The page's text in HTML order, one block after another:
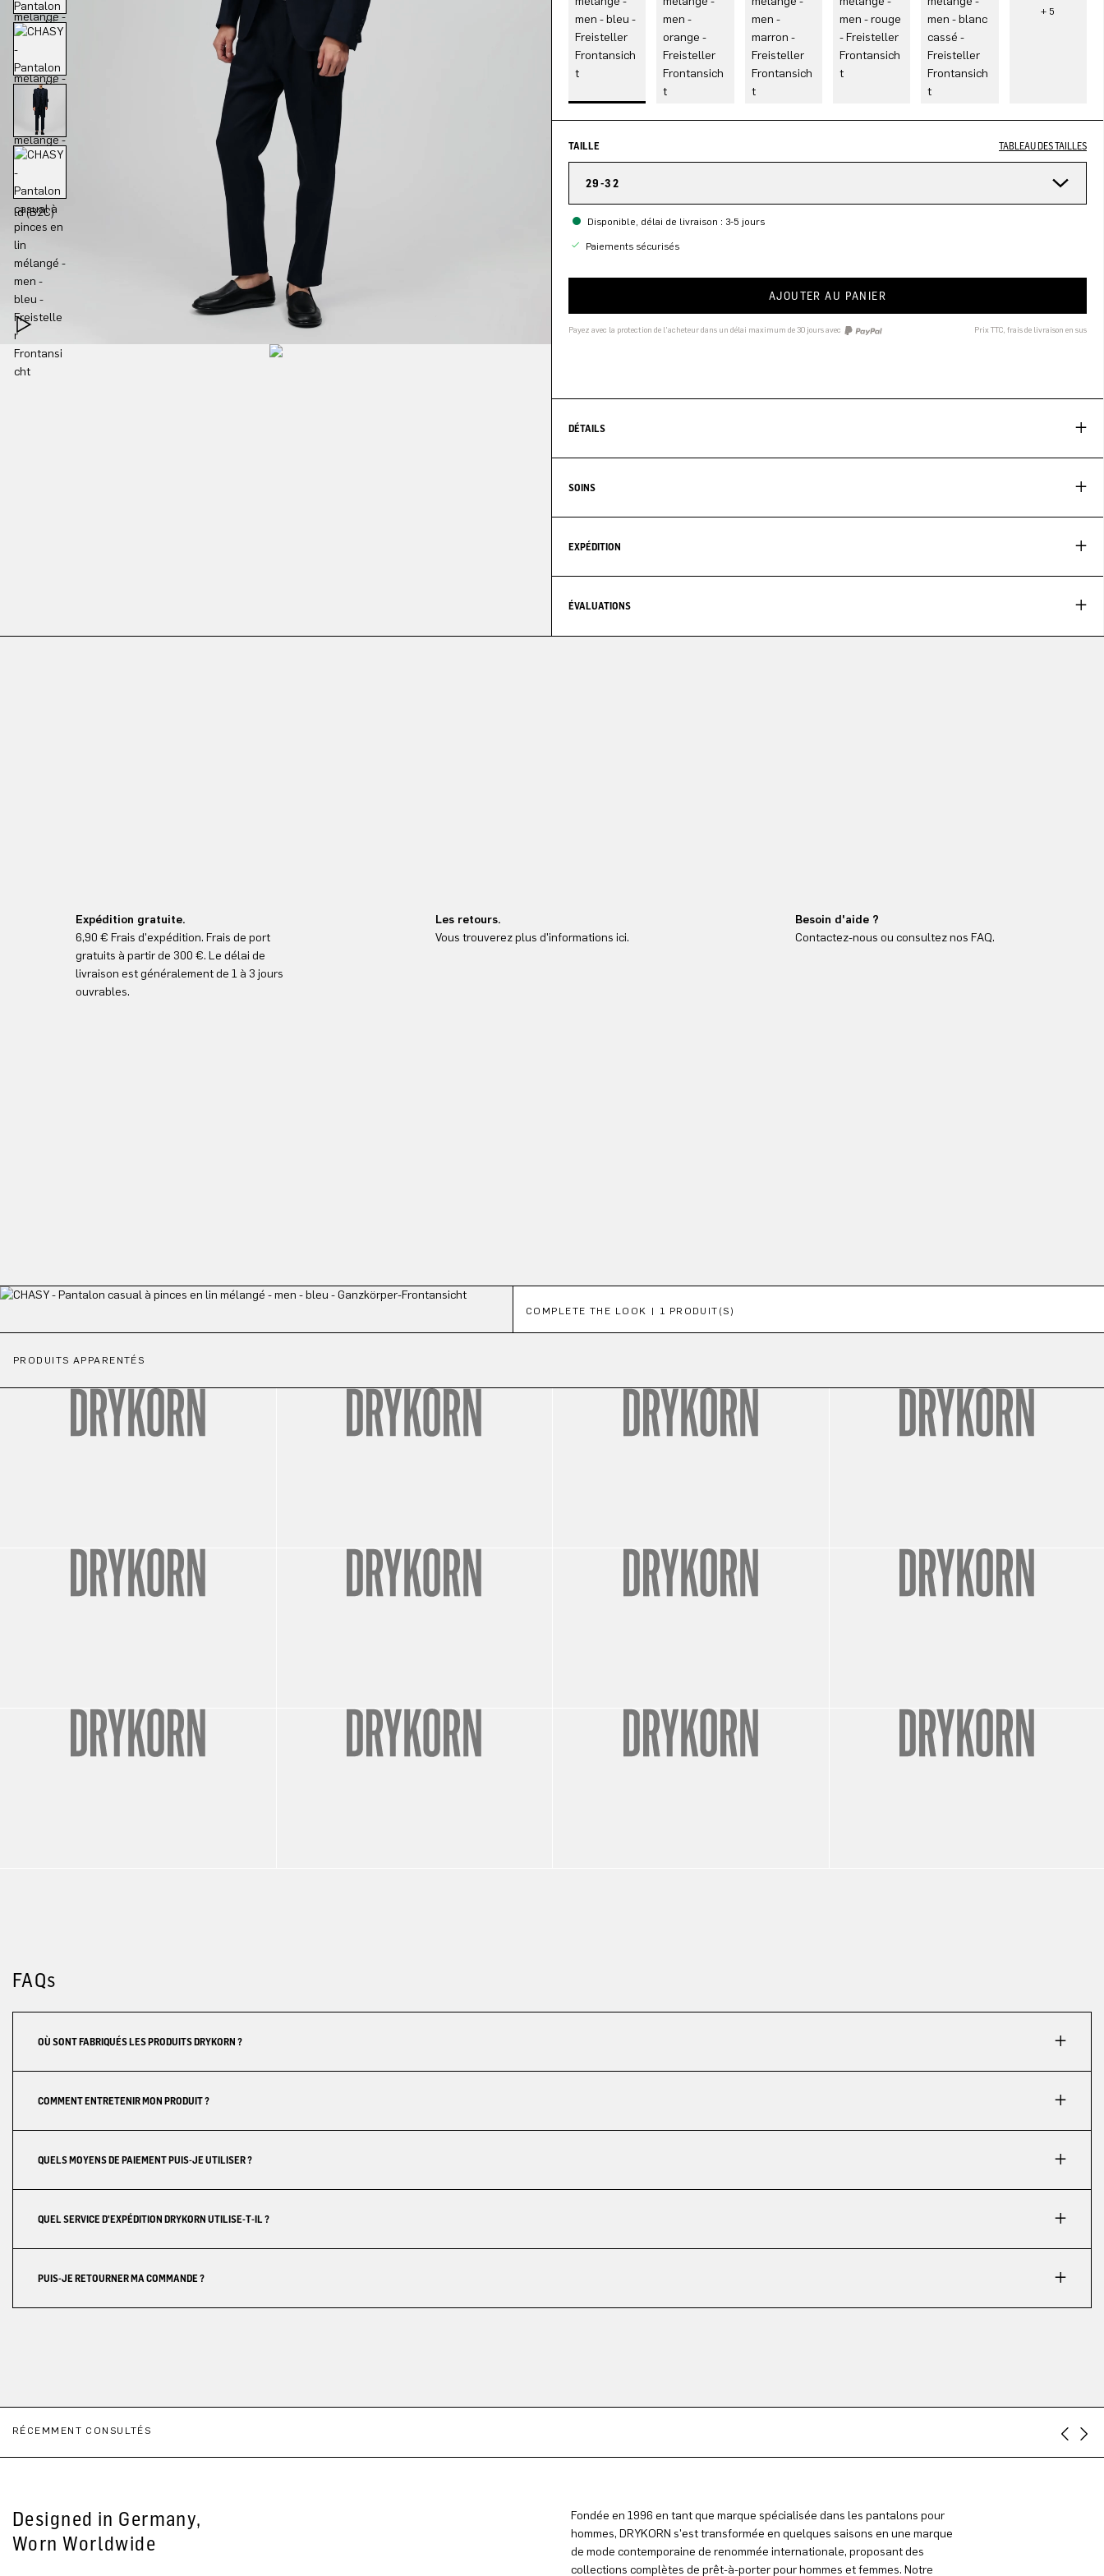
TAILLE TABLEAU DES TAILLES
29-32
Disponible, délai de livraison : 3-5 jours
Paiements sécurisés
AJOUTER AU PANIER
Payez avec la protection de l'acheteur dans un délai maximum de 30 jours avec Prix TTC, frais de livraison en sus
DÉTAILS
SOINS
EXPÉDITION
ÉVALUATIONS
Expédition gratuite.
6,90 € Frais d'expédition. Frais de port
gratuits à partir de 300 €. Le délai de
livraison est généralement de 1 à 3 jours
ouvrables.
Les retours.
Vous trouverez plus d'informations ici.
Besoin d'aide ?
Contactez-nous ou consultez nos FAQ.
COMPLETE THE LOOK | 1 PRODUIT(S)
PRODUITS APPARENTÉS
FAQs
OÙ SONT FABRIQUÉS LES PRODUITS DRYKORN ?
COMMENT ENTRETENIR MON PRODUIT ?
QUELS MOYENS DE PAIEMENT PUIS-JE UTILISER ?
QUEL SERVICE D'EXPÉDITION DRYKORN UTILISE-T-IL ?
PUIS-JE RETOURNER MA COMMANDE ?
RÉCEMMENT CONSULTÉS
Designed in Germany,
Worn Worldwide
Fondée en 1996 en tant que marque spécialisée dans les pantalons pour
hommes, DRYKORN s'est transformée en quelques saisons en une marque
de mode contemporaine de renommée internationale, proposant des
collections complètes de prêt-à-porter pour hommes et femmes. Notre